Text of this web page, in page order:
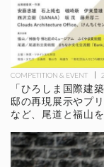
COMPETITION & EVENT
「ひろしま国際建
邸の再現展示やプ
など、尾道と福山